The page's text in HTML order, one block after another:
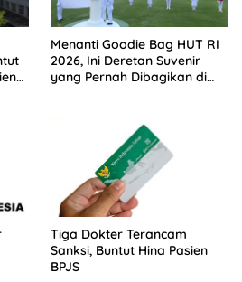
Menanti Goodie Bag HUT RI
2026, Ini Deretan Suvenir
yang Pernah Dibagikan di
Tiga Dokter Terancam
Sanksi, Buntut Hina Pasien
BPJS